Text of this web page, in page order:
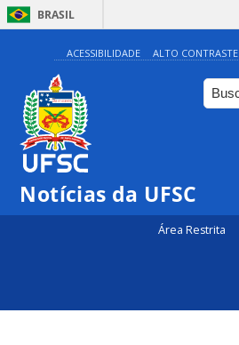
BRASIL
ACESSIBILIDADE ALTO CONTRASTE
Notícias da UFSC
Área Restrita